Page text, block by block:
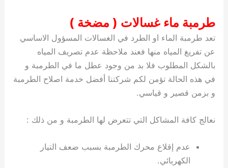
طرمبة ماء غسالات ( مضخة )
تعد طرمبة الماء او الطرد في الغسالات المسؤول الاساسي
عن تفريغ المياه منها فعند ملاحظة عدم تصريف المياه
بالشكل المطلوب فلا بد من وجود عطل ما في الطرمبة و
في هذه الحالة تؤمن لكم شركتنا أفضل خدمة اصلاح الطرمبة
و بزمن قصير و قياسي.
نعالج كافة المشاكل التي تتعرض لها الطرمبة و من ذلك :
عدم إقلاع محرك الطرمبة بسبب ضعف التيار
الكهربائي.